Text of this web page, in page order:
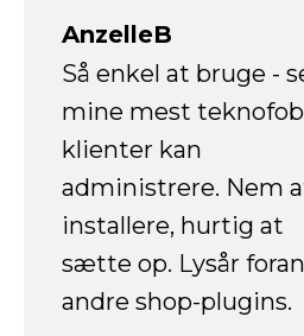
AnzelleB
Så enkel at bruge -
mine mest
klienter kan
administrere. Nem
installere, hurtig at
sætte op. Lysår foran
andre shop-plugins.